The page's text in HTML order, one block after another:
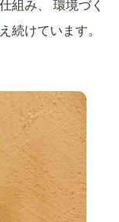
組み、
続けています。